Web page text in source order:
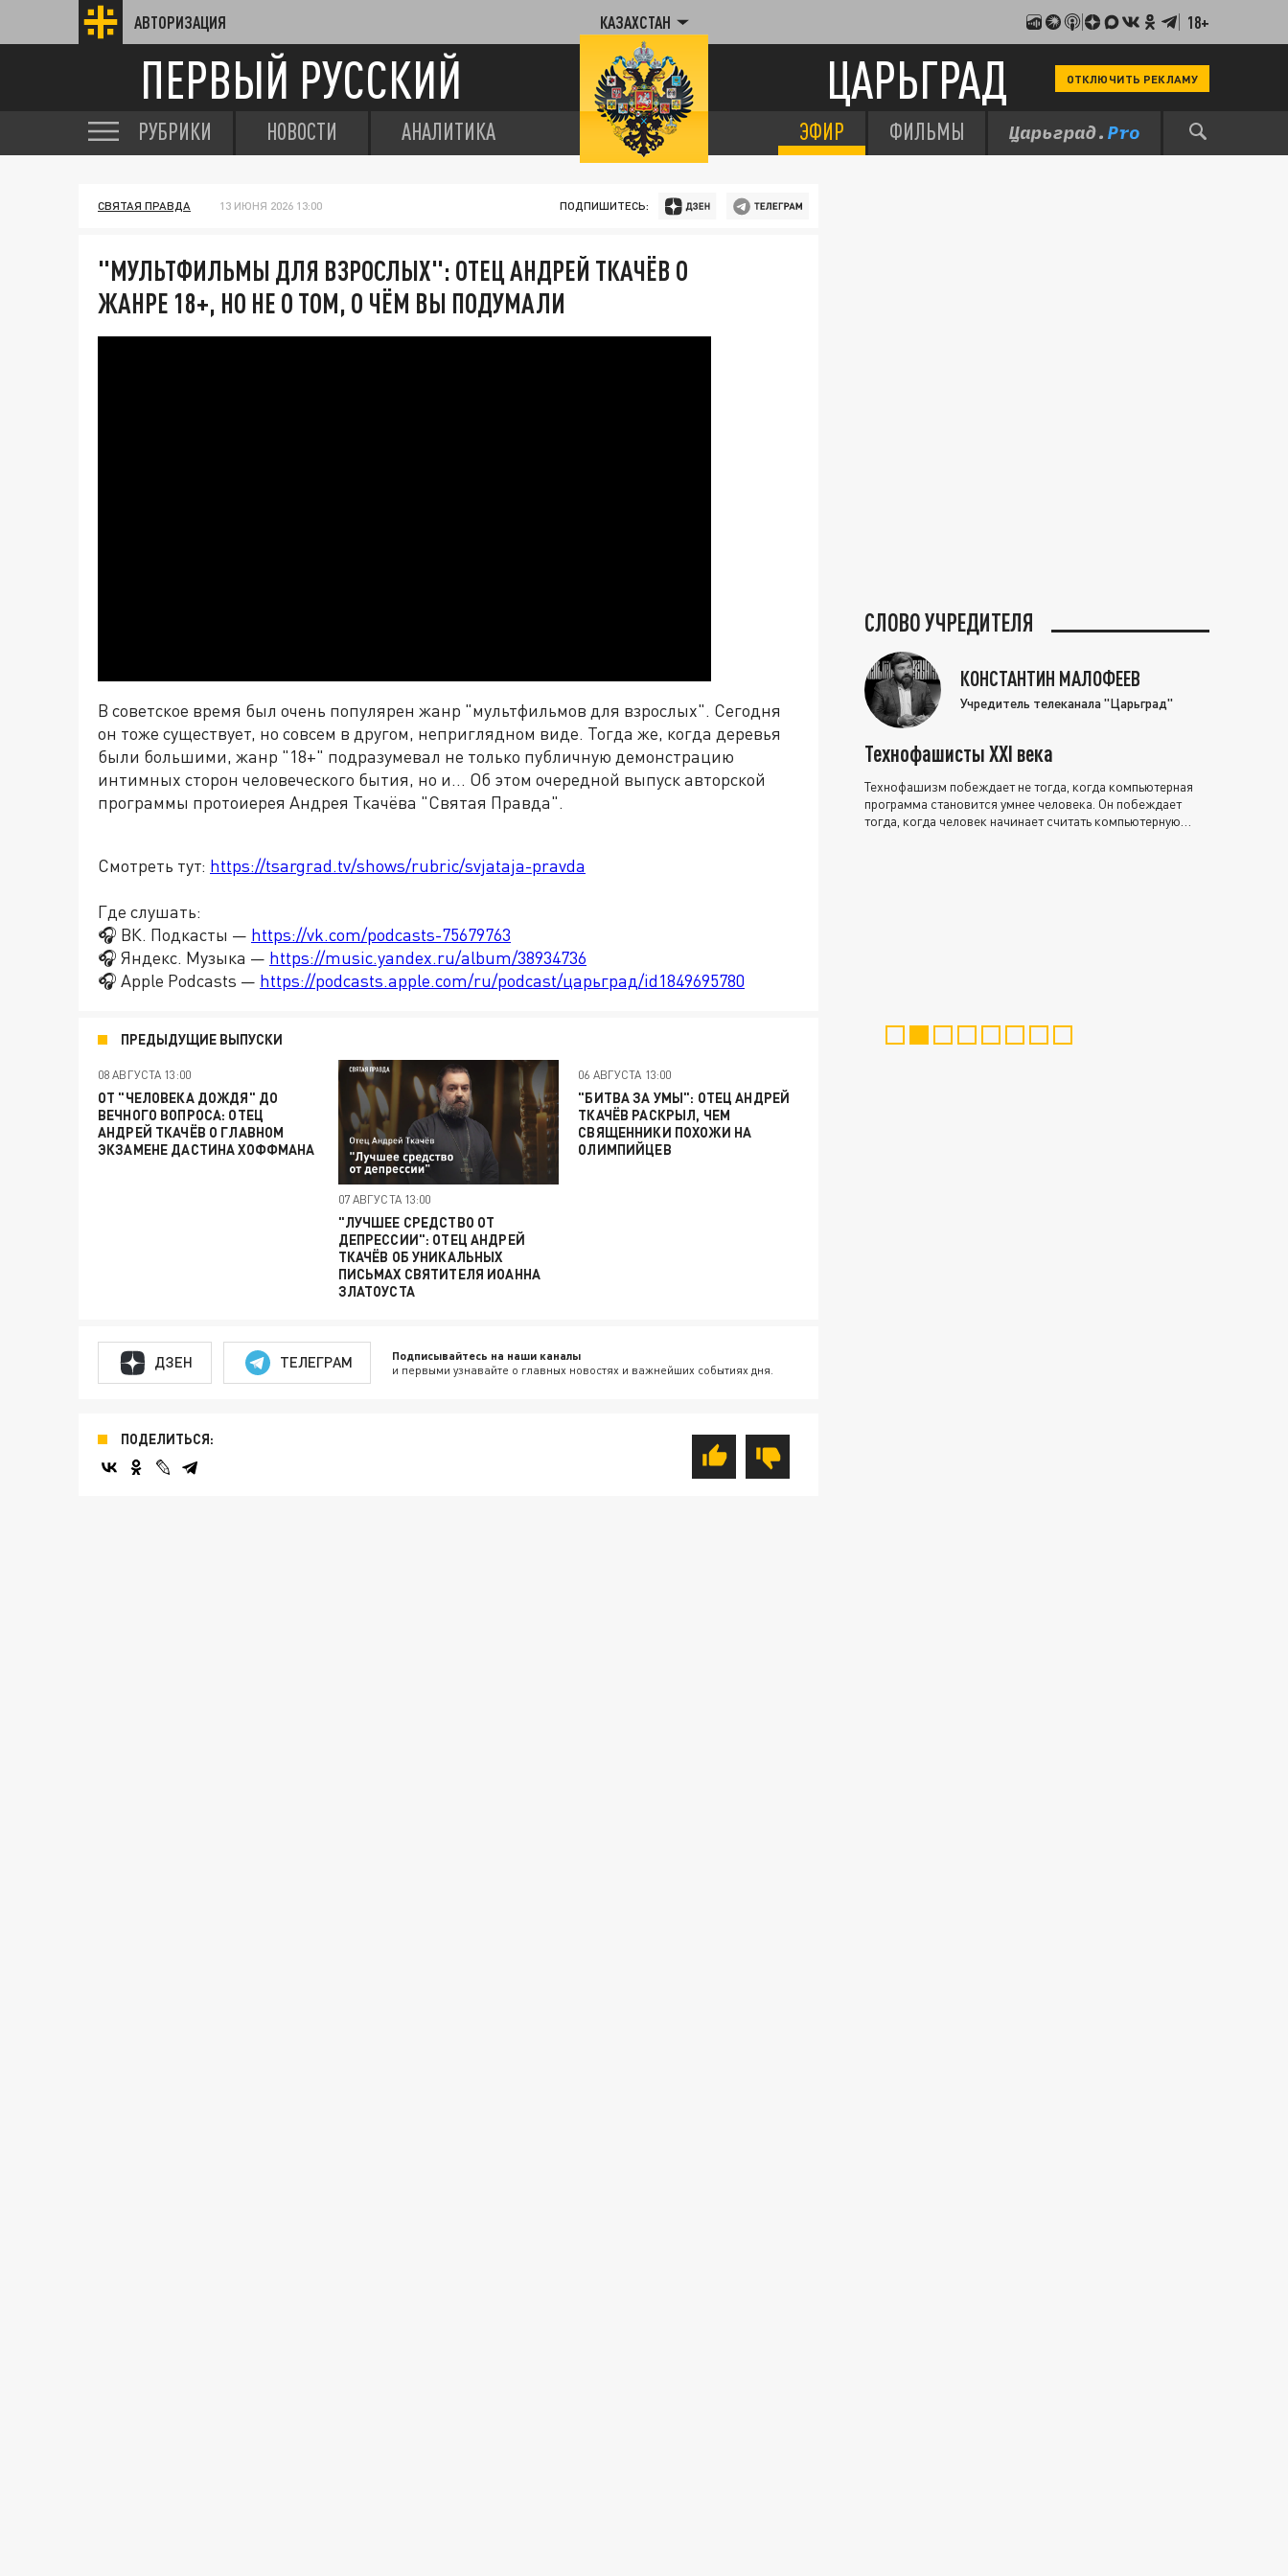
АВТОРИЗАЦИЯ КАЗАХСТАН 18+
ПЕРВЫЙ РУССКИЙ ЦАРЬГРАД ОТКЛЮЧИТЬ РЕКЛАМУ
РУБРИКИ НОВОСТИ АНАЛИТИКА ЭФИР ФИЛЬМЫ
СВЯТАЯ ПРАВДА 13 ИЮНЯ 2026 13:00 ПОДПИШИТЕСЬ:
"МУЛЬТФИЛЬМЫ ДЛЯ ВЗРОСЛЫХ": ОТЕЦ АНДРЕЙ ТКАЧЁВ О
ЖАНРЕ 18+, НО НЕ О ТОМ, О ЧЁМ ВЫ ПОДУМАЛИ
В советское время был очень популярен жанр "мультфильмов для взрослых". Сегодня
он тоже существует, но совсем в другом, неприглядном виде. Тогда же, когда деревья
были большими, жанр "18+" подразумевал не только публичную демонстрацию
интимных сторон человеческого бытия, но и... Об этом очередной выпуск авторской
программы протоиерея Андрея Ткачёва "Святая Правда".
Смотреть тут: https://tsargrad.tv/shows/rubric/svjataja-pravda
Где слушать:
🎧 ВК. Подкасты — https://vk.com/podcasts-75679763
🎧 Яндекс. Музыка — https://music.yandex.ru/album/38934736
🎧 Apple Podcasts — https://podcasts.apple.com/ru/podcast/царьград/id1849695780
ПРЕДЫДУЩИЕ ВЫПУСКИ
08 АВГУСТА 13:00
ОТ "ЧЕЛОВЕКА ДОЖДЯ" ДО
ВЕЧНОГО ВОПРОСА: ОТЕЦ
АНДРЕЙ ТКАЧЁВ О ГЛАВНОМ
ЭКЗАМЕНЕ ДАСТИНА ХОФФМАНА
07 АВГУСТА 13:00
"ЛУЧШЕЕ СРЕДСТВО ОТ
ДЕПРЕССИИ": ОТЕЦ АНДРЕЙ
ТКАЧЁВ ОБ УНИКАЛЬНЫХ
ПИСЬМАХ СВЯТИТЕЛЯ ИОАННА
ЗЛАТОУСТА
06 АВГУСТА 13:00
"БИТВА ЗА УМЫ": ОТЕЦ АНДРЕЙ
ТКАЧЁВ РАСКРЫЛ, ЧЕМ
СВЯЩЕННИКИ ПОХОЖИ НА
ОЛИМПИЙЦЕВ
ДЗЕН ТЕЛЕГРАМ Подписывайтесь на наши каналы
и первыми узнавайте о главных новостях и важнейших событиях дня.
ПОДЕЛИТЬСЯ:
СЛОВО УЧРЕДИТЕЛЯ
КОНСТАНТИН МАЛОФЕЕВ
Учредитель телеканала "Царьград"
Технофашисты XXI века
Технофашизм побеждает не тогда, когда компьютерная
программа становится умнее человека. Он побеждает
тогда, когда человек начинает считать компьютерную